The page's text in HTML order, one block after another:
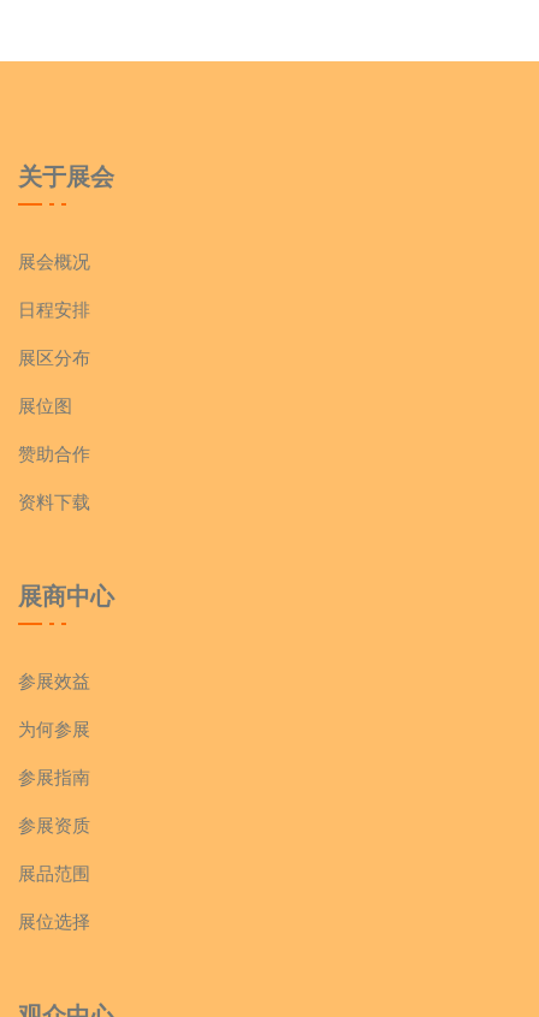
关于展会
展会概况
日程安排
展区分布
展位图
赞助合作
资料下载
展商中心
参展效益
为何参展
参展指南
参展资质
展品范围
展位选择